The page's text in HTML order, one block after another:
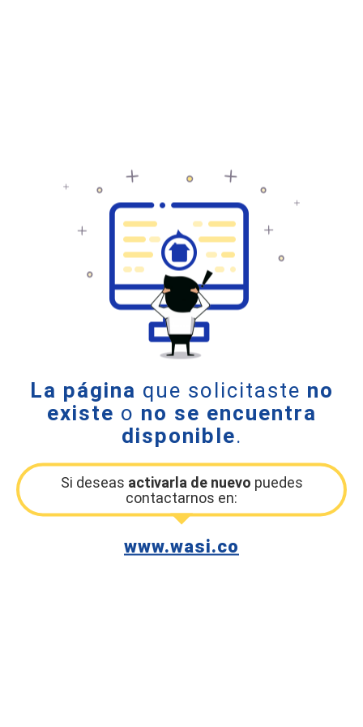
La página que solicitaste no
existe o no se encuentra
disponible.
Si deseas activarla de nuevo puedes
contactarnos en:
www.wasi.co